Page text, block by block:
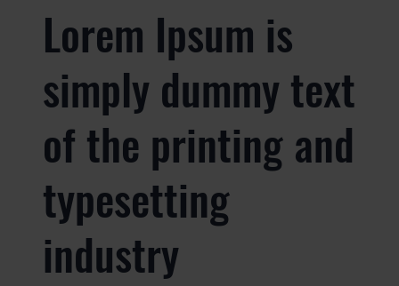
Lorem Ipsum is
simply dummy text
of the printing and
typesetting
industry